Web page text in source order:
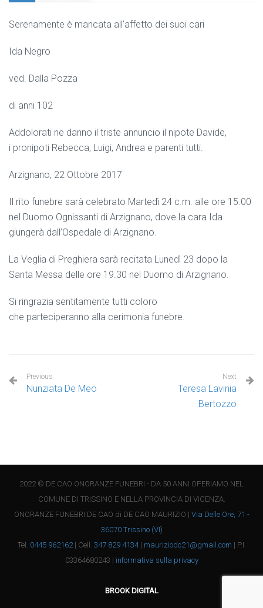
Serenamente è mancata all’affetto dei suoi cari
Ida Negro
ved. Dalla Pozza
di anni 102
Addolorati ne danno il triste annuncio il nipote Davide,
i pronipoti Rebecca, Luigi, Andrea e parenti tutti.
Arzignano, 22 Ottobre 2017
Il rito funebre sarà celebrato Martedì 24 c.m. alle ore 15.00
nel Duomo Ognissanti di Arzignano, dove la cara Ida
giungerà dall’Ospedale di Arzignano.
La Veglia di Preghiera sarà recitata Lunedì 23 dopo la
Santa Messa delle ore 19.30 nel Duomo di Arzignano.
Si ringrazia sentitamente tutti coloro
che parteciperanno alla cerimonia funebre.
Previous
Nunziata De Meo
Next
Teresa Lavinia
Bertozzo
2022 © DE CAO ONORANZE FUNEBRI - DA 50 ANNI OPERIAMO NEL
COMUNE DI TRISSINO E NELLA PROVINCIA DI VICENZA.
ONORANZE FUNEBRI DE CAO di DE CAO MAURIZIO | Via Delle Ore, 71 -
36070 Trissino (VI)
Tel. 0445 962162| Cell. 347 829 4134| mauriziodc21@gmail.com | P.I.
03364680243 | informativa sulla privacy
BROOK DIGITAL